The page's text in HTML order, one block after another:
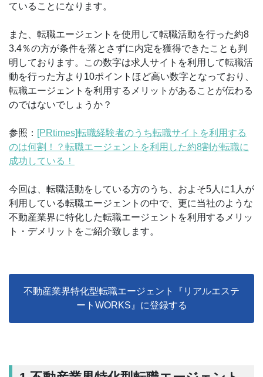
ていることになります。
また、転職エージェントを使用して転職活動を行った約8
3.4％の方が条件を落とさずに内定を獲得できたことも判
明しております。この数字は求人サイトを利用して転職活
動を行った方より10ポイントほど高い数字となっており、
転職エージェントを利用するメリットがあることが伝わる
のではないでしょうか？
参照： [PRtimes]転職経験者のうち転職サイトを利用する
のは何割！？転職エージェントを利用した約8割が転職に
成功している！
今回は、転職活動をしている方のうち、およそ5人に1人が
利用している転職エージェントの中で、更に当社のような
不動産業界に特化した転職エージェントを利用するメリッ
ト・デメリットをご紹介致します。
不動産業界特化型転職エージェント『リアルエステ
ートWORKS』に登録する